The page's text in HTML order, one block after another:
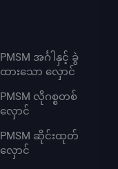
PMSM အင်္ဂါနှင့် ခွဲ
ထားသော လှောင်
PMSM လိုဂစ္စတစ်
လှောင်
PMSM ဆိုင်းထုတ်
လှောင်